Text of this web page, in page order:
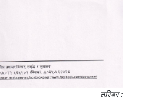
तस्बिर :